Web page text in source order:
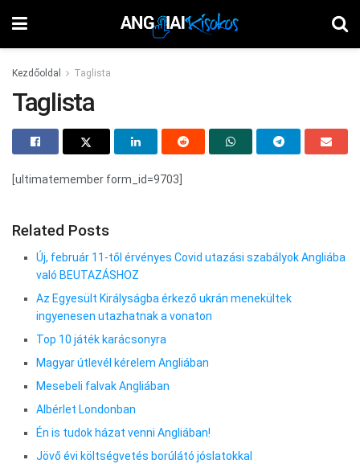
Kezdőoldal Taglista
Taglista
[ultimatemember form_id=9703]
Related Posts
Új, február 11-től érvényes Covid utazási szabályok Angliába
való BEUTAZÁSHOZ
Az Egyesült Királyságba érkező ukrán menekültek
ingyenesen utazhatnak a vonaton
Top 10 játék karácsonyra
Magyar útlevél kérelem Angliában
Mesebeli falvak Angliában
Albérlet Londonban
Én is tudok házat venni Angliában!
Jövő évi költségvetés borúlátó jóslatokkal